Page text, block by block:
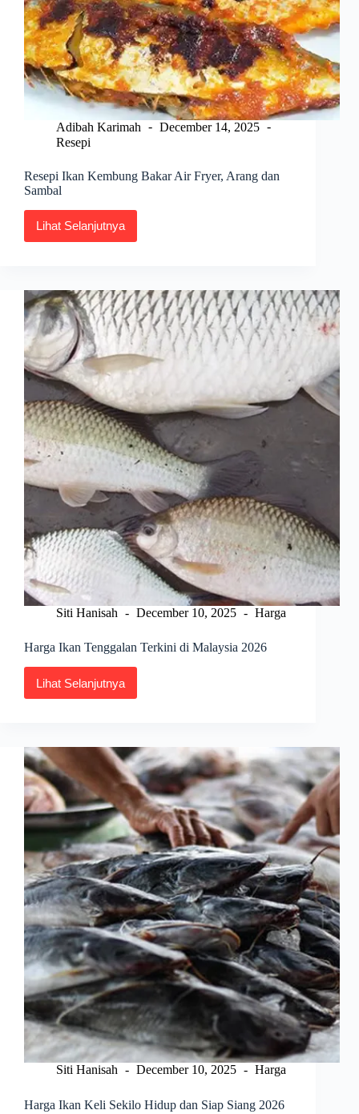
Adibah Karimah
December 14, 2025
Resepi
Resepi Ikan Kembung Bakar Air Fryer, Arang dan
Sambal
Lihat Selanjutnya
Resepi
Ikan
Fryer,
Arang
dan
Sambal
Siti Hanisah December 10, 2025 Harga
Harga Ikan Tenggalan Terkini di Malaysia 2026
Lihat Selanjutnya
Harga
Ikan
Malaysia
Siti Hanisah December 10, 2025 Harga
Harga Ikan Keli Sekilo Hidup dan Siap Siang 2026